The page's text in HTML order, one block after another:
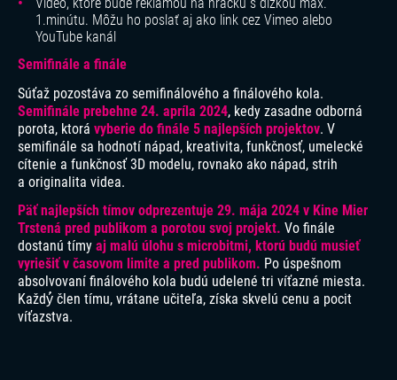
1.minútu. Môžu ho poslať aj ako link cez Vimeo alebo
YouTube kanál
Semifinále a finále
Súťaž pozostáva zo semifinálového a finálového kola.
Semifinále prebehne 24. apríla 2024, kedy zasadne odborná
porota, ktorá vyberie do finále 5 najlepších projektov. V
semifinále sa hodnotí nápad, kreativita, funkčnosť, umelecké
cítenie a funkčnosť 3D modelu, rovnako ako nápad, strih
a originalita videa.
Päť najlepších tímov odprezentuje 29. mája 2024 v Kine Mier
Trstená pred publikom a porotou svoj projekt. Vo finále
dostanú tímy aj malú úlohu s microbitmi, ktorú budú musieť
vyriešiť v časovom limite a pred publikom. Po úspešnom
absolvovaní finálového kola budú udelené tri víťazné miesta.
Každý́ člen tímu, vrátane učiteľa, získa skvelú cenu a pocit
víťazstva.